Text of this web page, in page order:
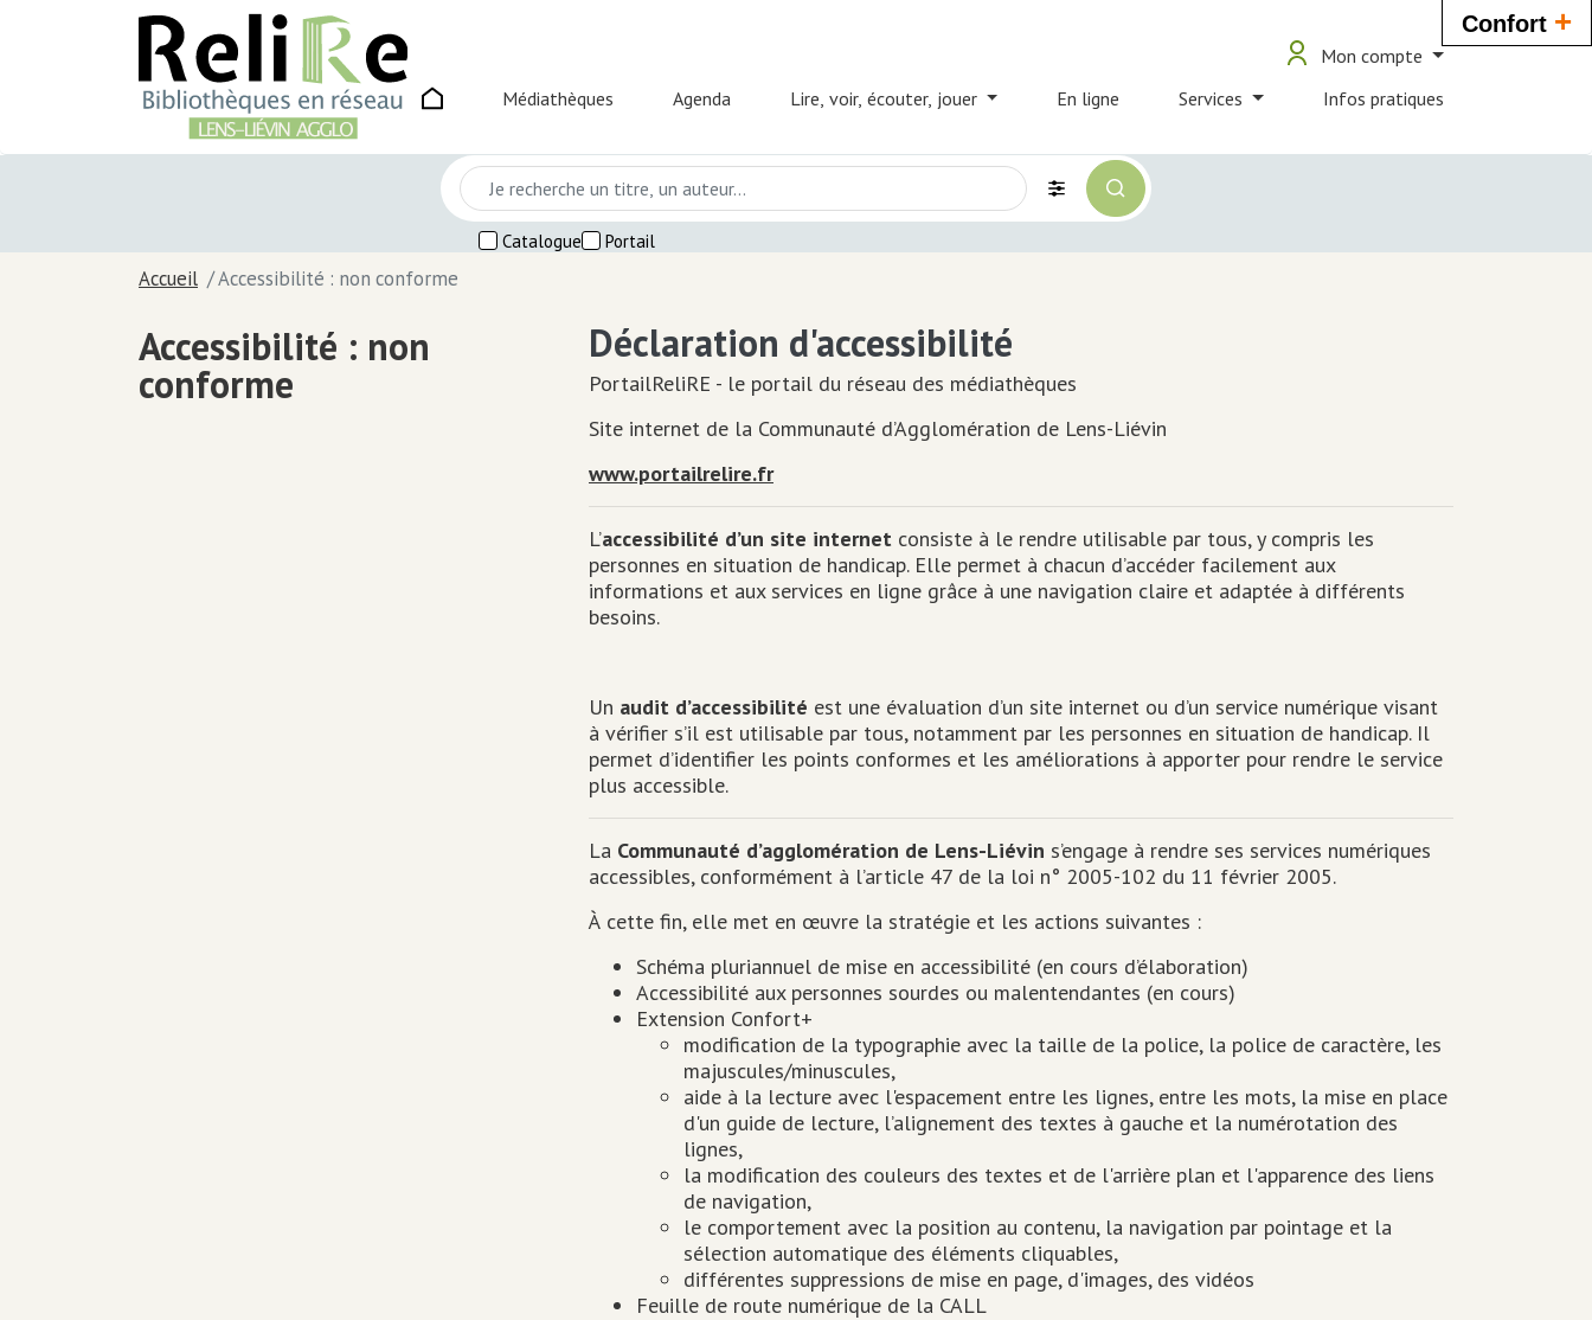
Confort +
logo
ouverture_bib
user_account
User
account
Mon compte
Main Médiathèques Agenda Lire, voir, écouter, jouer En ligne Services Infos pratiques
Catalogue Portail
Accueil Accessibilité : non conforme
Titre
Accessibilité : non
conforme
Déclaration d'accessibilité
PortailReliRE - le portail du réseau des médiathèques
Site internet de la Communauté d’Agglomération de Lens-Liévin
www.portailrelire.fr
L’accessibilité d’un site internet consiste à le rendre utilisable par tous, y compris les
personnes en situation de handicap. Elle permet à chacun d’accéder facilement aux
informations et aux services en ligne grâce à une navigation claire et adaptée à différents
besoins.
Un audit d’accessibilité est une évaluation d’un site internet ou d’un service numérique visant
à vérifier s’il est utilisable par tous, notamment par les personnes en situation de handicap. Il
permet d’identifier les points conformes et les améliorations à apporter pour rendre le service
plus accessible.
La Communauté d’agglomération de Lens-Liévin s’engage à rendre ses services numériques
accessibles, conformément à l’article 47 de la loi n° 2005-102 du 11 février 2005.
À cette fin, elle met en œuvre la stratégie et les actions suivantes :
Schéma pluriannuel de mise en accessibilité (en cours d’élaboration)
Accessibilité aux personnes sourdes ou malentendantes (en cours)
Extension Confort+
modification de la typographie avec la taille de la police, la police de caractère, les
majuscules/minuscules,
aide à la lecture avec l'espacement entre les lignes, entre les mots, la mise en place
d'un guide de lecture, l’alignement des textes à gauche et la numérotation des
lignes,
la modification des couleurs des textes et de l'arrière plan et l'apparence des liens
de navigation,
le comportement avec la position au contenu, la navigation par pointage et la
sélection automatique des éléments cliquables,
différentes suppressions de mise en page, d'images, des vidéos
Feuille de route numérique de la CALL